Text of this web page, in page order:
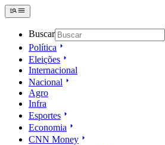
Buscar
Política
Eleições
Internacional
Nacional
Agro
Infra
Esportes
Economia
CNN Money